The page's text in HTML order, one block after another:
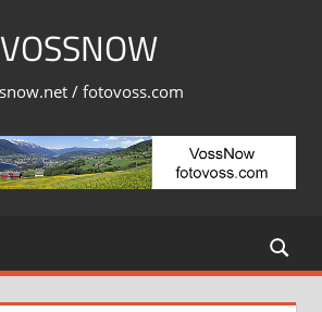
VOSSNOW
/ fotovoss.com